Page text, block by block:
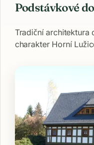
Podstávkové
Tradiční
charakter Horní